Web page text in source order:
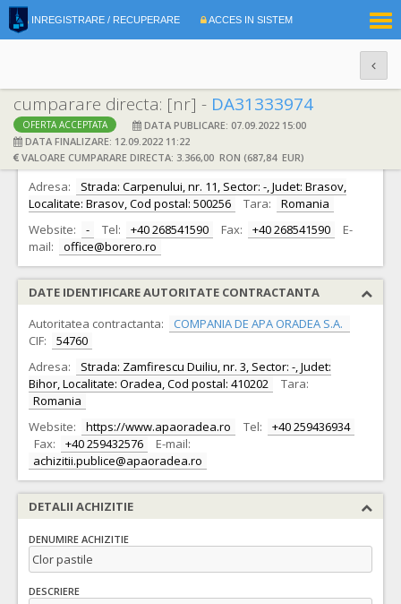
INREGISTRARE / RECUPERARE ACCES IN SISTEM
cumparare directa: [nr] - DA31333974
OFERTA ACCEPTATA
DATA PUBLICARE: 07.09.2022 15:00
DATA FINALIZARE: 12.09.2022 11:22
VALOARE CUMPARARE DIRECTA: 3.366,00 RON (687,84 EUR)
DATE IDENTIFICARE OFERTANT
Ofertant: S.C. BORERO COMSERV S.R.L. CIF: 8224283
Adresa:
Strada: Carpenului, nr. 11, Sector: -, Judet: Brasov,
Localitate: Brasov, Cod postal: 500256
Tara:
Romania
Website:
- Tel: +40 268541590 Fax: +40 268541590
E-
mail:
office@borero.ro
DATE IDENTIFICARE AUTORITATE CONTRACTANTA
Autoritatea contractanta:
COMPANIA DE APA ORADEA S.A.
CIF:
54760
Adresa:
Strada: Zamfirescu Duiliu, nr. 3, Sector: -, Judet:
Bihor, Localitate: Oradea, Cod postal: 410202
Tara:
Romania
Website:
https://www.apaoradea.ro Tel:
+40 259436934
Fax:
+40 259432576
E-mail:
achizitii.publice@apaoradea.ro
DETALII ACHIZITIE
DENUMIRE ACHIZITIE
Clor pastile
DESCRIERE